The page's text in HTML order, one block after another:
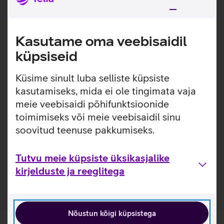
Kasutame oma veebisaidil
küpsiseid
Küsime sinult luba selliste küpsiste
kasutamiseks, mida ei ole tingimata vaja
meie veebisaidi põhifunktsioonide
toimimiseks või meie veebisaidil sinu
soovitud teenuse pakkumiseks.
Tutvu meie küpsiste üksikasjalike
kirjelduste ja reeglitega
Nõustun kõigi küpsistega
Optiline sensor võimaldab sujuvat ja täpset kursori
1000 dpi sensor.
Hiir peab vastu kuni 18 kuud ilma patareisid
vahetamata.
2.4 GHz juhtmevaba ühendus tagab stabiilse ja
viivituseta kasutuskogemuse.
Ühilduvad operatsioonisüsteemid: Windows, macOS ja
Linux.
Kasulikud lingid
kasutusviisidega tootja kodulehel